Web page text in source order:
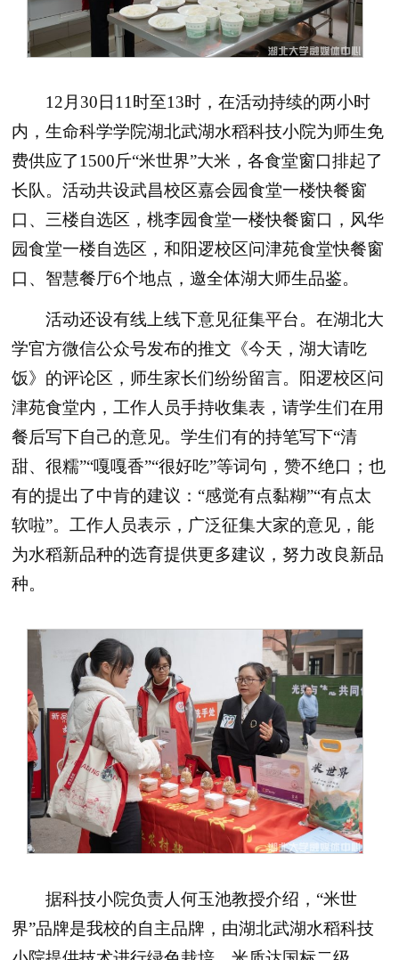
12月30日11时至13时，在活动持续的两小时
内，生命科学学院湖北武湖水稻科技小院为师生免
费供应了1500斤“米世界”大米，各食堂窗口排起了
长队。活动共设武昌校区嘉会园食堂一楼快餐窗
口、三楼自选区，桃李园食堂一楼快餐窗口，风华
园食堂一楼自选区，和阳逻校区问津苑食堂快餐窗
口、智慧餐厅6个地点，邀全体湖大师生品鉴。
活动还设有线上线下意见征集平台。在湖北大
学官方微信公众号发布的推文《今天，湖大请吃
饭》的评论区，师生家长们纷纷留言。阳逻校区问
津苑食堂内，工作人员手持收集表，请学生们在用
餐后写下自己的意见。学生们有的持笔写下“清
甜、很糯”“嘎嘎香”“很好吃”等词句，赞不绝口；也
有的提出了中肯的建议：“感觉有点黏糊”“有点太
软啦”。工作人员表示，广泛征集大家的意见，能
为水稻新品种的选育提供更多建议，努力改良新品
种。
据科技小院负责人何玉池教授介绍，“米世
界”品牌是我校的自主品牌，由湖北武湖水稻科技